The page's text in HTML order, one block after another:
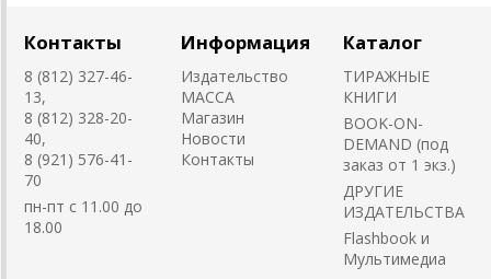
Контакты
8 (812) 327-46-
13,
8 (812) 328-20-
40,
8 (921) 576-41-
70
пн-пт с 11.00 до
18.00
Информация
Издательство
MACCA
Магазин
Новости
Контакты
Каталог
ТИРАЖНЫЕ
КНИГИ
BOOK-ON-
DEMAND (под
заказ от 1 экз.)
ДРУГИЕ
ИЗДАТЕЛЬСТВА
Flashbook и
Мультимедиа